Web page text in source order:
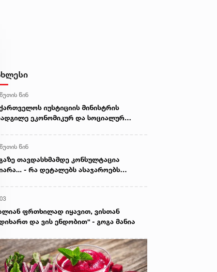
წინ
იუსტიციის მინისტრის
ეკონომიკურ და სოციალურ
მდივნის თანაშემწეს შეხვდა
წინ
თავდასხმამდე კონსულტაცია
- რა დეტალებს ასაჯაროებს
ფრთხილად იყავით, ვისთან
და ვის ენდობით“ - გოგა მანია